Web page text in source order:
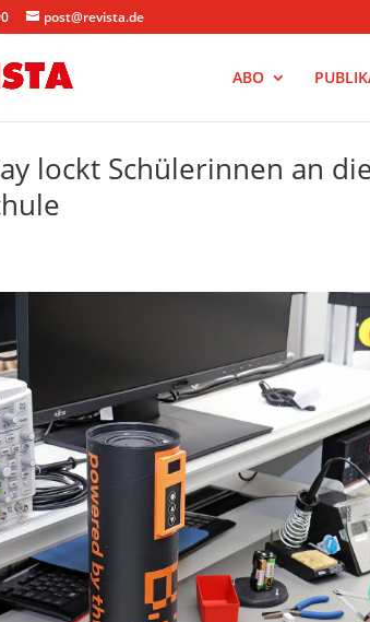
post@revista.de
ABO
lockt Schülerinnen an